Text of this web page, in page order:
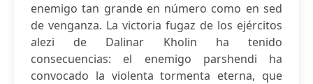
enemigo tan grande en número como en sed
de venganza. La victoria fugaz de los ejércitos
alezi de Dalinar Kholin ha tenido
consecuencias: el enemigo parshendi ha
convocado la violenta tormenta eterna, que